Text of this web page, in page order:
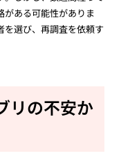
がある可能性がありま
を選び、再調査を依頼す
リの不安か